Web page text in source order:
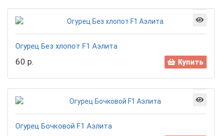
Огурец Без хлопот F1 Аэлита
60 р. Купить
Огурец Бочковой F1 Аэлита